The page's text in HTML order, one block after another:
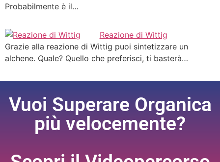
Probabilmente è il…
Reazione di Wittig
Grazie alla reazione di Wittig puoi sintetizzare un
alchene. Quale? Quello che preferisci, ti basterà…
Vuoi Superare Organica
più velocemente?